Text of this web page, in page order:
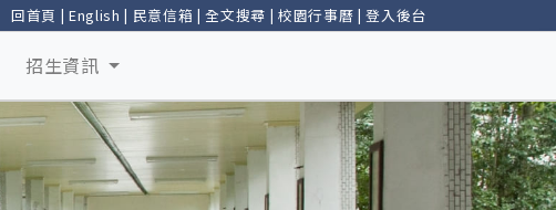
回首頁 | English | 民意信箱 |全文搜尋 | 校園行事曆 |登入後台
招生資訊